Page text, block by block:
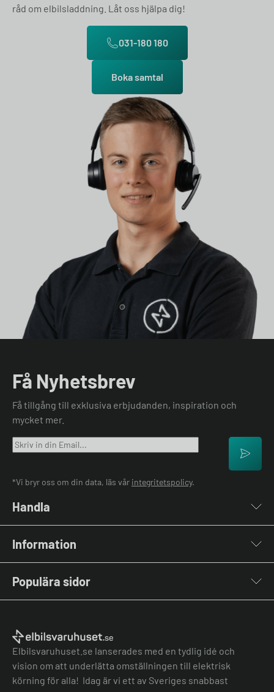
råd om elbilsladdning. Låt oss hjälpa dig!
031-180 180
Boka samtal
Få Nyhetsbrev
Få tillgång till exklusiva erbjudanden, inspiration och
mycket mer.
*Vi bryr oss om din data, läs vår integritetspolicy.
Handla
Laddkablar
Kabelhållare
Stolpar & Fästen
Portabla Laddare
Övriga tillbehör
Information
Kontakta oss
Vanliga frågor & svar
El-lexikon
Installation
Grön teknik bidrag
Lastbalansering
Köpvillkor
Populära sidor
Elbilsladdare företag
Laddbox bäst i test
Bilmärken
Jämför laddboxar
Elbilsvaruhuset.se lanserades med en tydlig idé och
vision om att underlätta omställningen till elektrisk
körning för alla! Idag är vi ett av Sveriges snabbast